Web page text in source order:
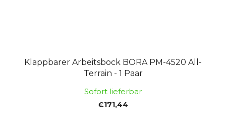
Klappbarer Arbeitsbock BORA PM-4520 All-
Terrain - 1 Paar
Sofort lieferbar
€171,44